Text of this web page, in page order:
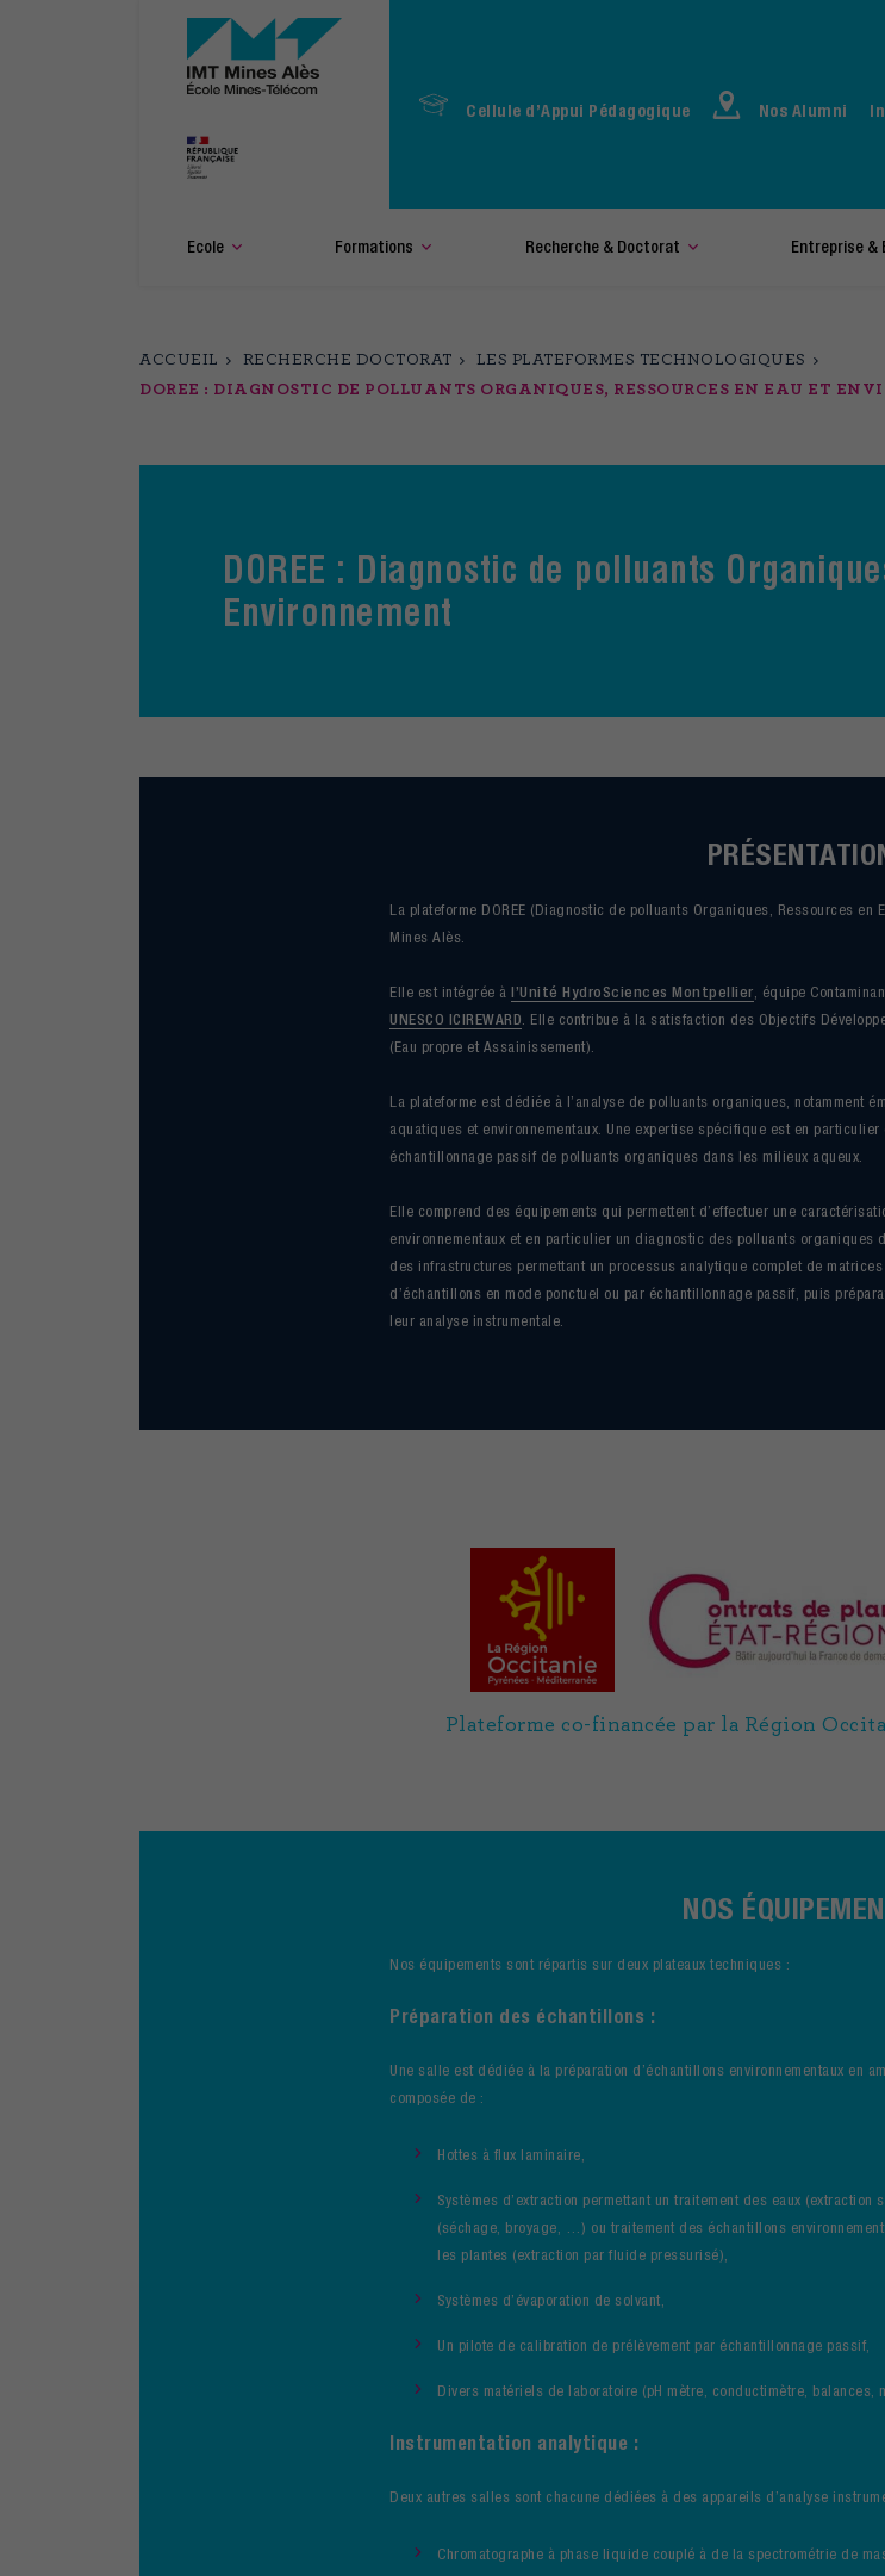
Cellule d’Appui Pédagogique Nos Alumni
Ecole Formations Recherche & Doctorat Entreprise &
ACCUEIL RECHERCHE DOCTORAT
LES PLATEFORMES TECHNOLOGIQUES
DOREE : DIAGNOSTIC DE POLLUANTS ORGANIQUES, RESSOURCES EN EAU ET
DOREE : Diagnostic de polluants
Environnement
La plateforme DOREE (Diagnostic de polluants Organiques, Ressources en
Mines Alès.
Elle est intégrée à l’Unité HydroSciences Montpellier, équipe
UNESCO ICIREWARD. Elle contribue à la satisfaction des Objectifs
(Eau propre et Assainissement).
La plateforme est dédiée à l’analyse de polluants organiques, notamment
aquatiques et environnementaux. Une expertise spécifique est en
échantillonnage passif de polluants organiques dans les milieux aqueux.
Elle comprend des équipements qui permettent d’effectuer une
environnementaux et en particulier un diagnostic des polluants organiques
des infrastructures permettant un processus analytique complet de
d’échantillons en mode ponctuel ou par échantillonnage passif, puis
leur analyse instrumentale.
Plateforme co-financée par la Région
NOS
Nos équipements sont répartis sur deux plateaux techniques :
Préparation des échantillons :
Une salle est dédiée à la préparation d’échantillons environnementaux en
composée de :
Hottes à flux laminaire,
Systèmes d’extraction permettant un traitement des eaux
(séchage, broyage, …) ou traitement des échantillons
les plantes (extraction par fluide pressurisé),
Systèmes d’évaporation de solvant,
Un pilote de calibration de prélèvement par échantillonnage passif,
Divers matériels de laboratoire (pH mètre, conductimètre,
Instrumentation analytique :
Deux autres salles sont chacune dédiées à des appareils d’analyse
Chromatographe à phase liquide couplé à de la spectrométrie de